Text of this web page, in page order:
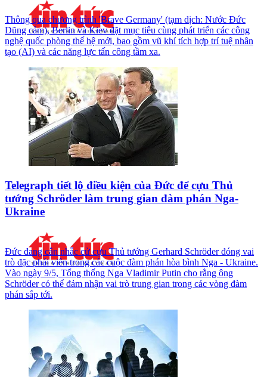
Thông qua chương trình 'Brave Germany' (tạm dịch: Nước Đức
Dũng cảm), Berlin và Kiev đặt mục tiêu cùng phát triển các công
nghệ quốc phòng thế hệ mới, bao gồm vũ khí tích hợp trí tuệ nhân
tạo (AI) và các năng lực tấn công tầm xa.
Telegraph tiết lộ điều kiện của Đức để cựu Thủ
tướng Schröder làm trung gian đàm phán Nga-
Ukraine
Đức đang cân nhắc cử cựu Thủ tướng Gerhard Schröder đóng vai
trò đặc phái viên trong các cuộc đàm phán hòa bình Nga - Ukraine.
Vào ngày 9/5, Tổng thống Nga Vladimir Putin cho rằng ông
Schröder có thể đảm nhận vai trò trung gian trong các vòng đàm
phán sắp tới.